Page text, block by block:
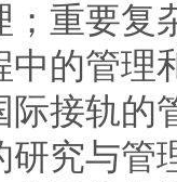
重要复
中的管理
际接轨的
研究与管